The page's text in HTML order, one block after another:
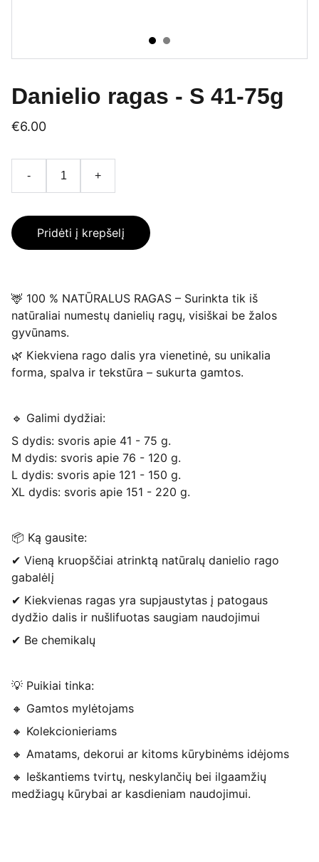
Danielio ragas - S 41-75g
€6.00
- +
Pridėti į krepšelį
🦌 100 % NATŪRALUS RAGAS – Surinkta tik iš
natūraliai numestų danielių ragų, visiškai be žalos
gyvūnams.
🌿 Kiekviena rago dalis yra vienetinė, su unikalia
forma, spalva ir tekstūra – sukurta gamtos.
🔹 Galimi dydžiai:
S dydis: svoris apie 41 - 75 g.
M dydis: svoris apie 76 - 120 g.
L dydis: svoris apie 121 - 150 g.
XL dydis: svoris apie 151 - 220 g.
📦 Ką gausite:
✔ Vieną kruopščiai atrinktą natūralų danielio rago
gabalėlį
✔ Kiekvienas ragas yra supjaustytas į patogaus
dydžio dalis ir nušlifuotas saugiam naudojimui
✔ Be chemikalų
💡 Puikiai tinka:
🔸 Gamtos mylėtojams
🔸 Kolekcionieriams
🔸 Amatams, dekorui ar kitoms kūrybinėms idėjoms
🔸 Ieškantiems tvirtų, neskylančių bei ilgaamžių
medžiagų kūrybai ar kasdieniam naudojimui.